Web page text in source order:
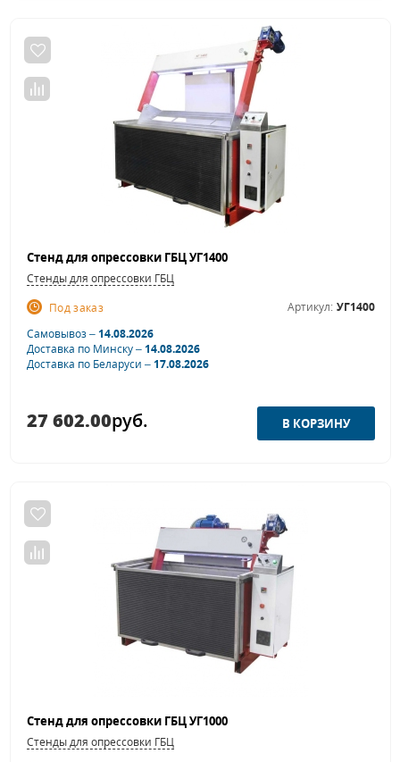
Стенд для опрессовки ГБЦ УГ1400
Стенды для опрессовки ГБЦ
Под заказ
Артикул: УГ1400
Самовывоз –14.08.2026
Доставка по Минску –14.08.2026
Доставка по Беларуси –17.08.2026
27 602.00руб.
Стенд для опрессовки ГБЦ УГ1000
Стенды для опрессовки ГБЦ